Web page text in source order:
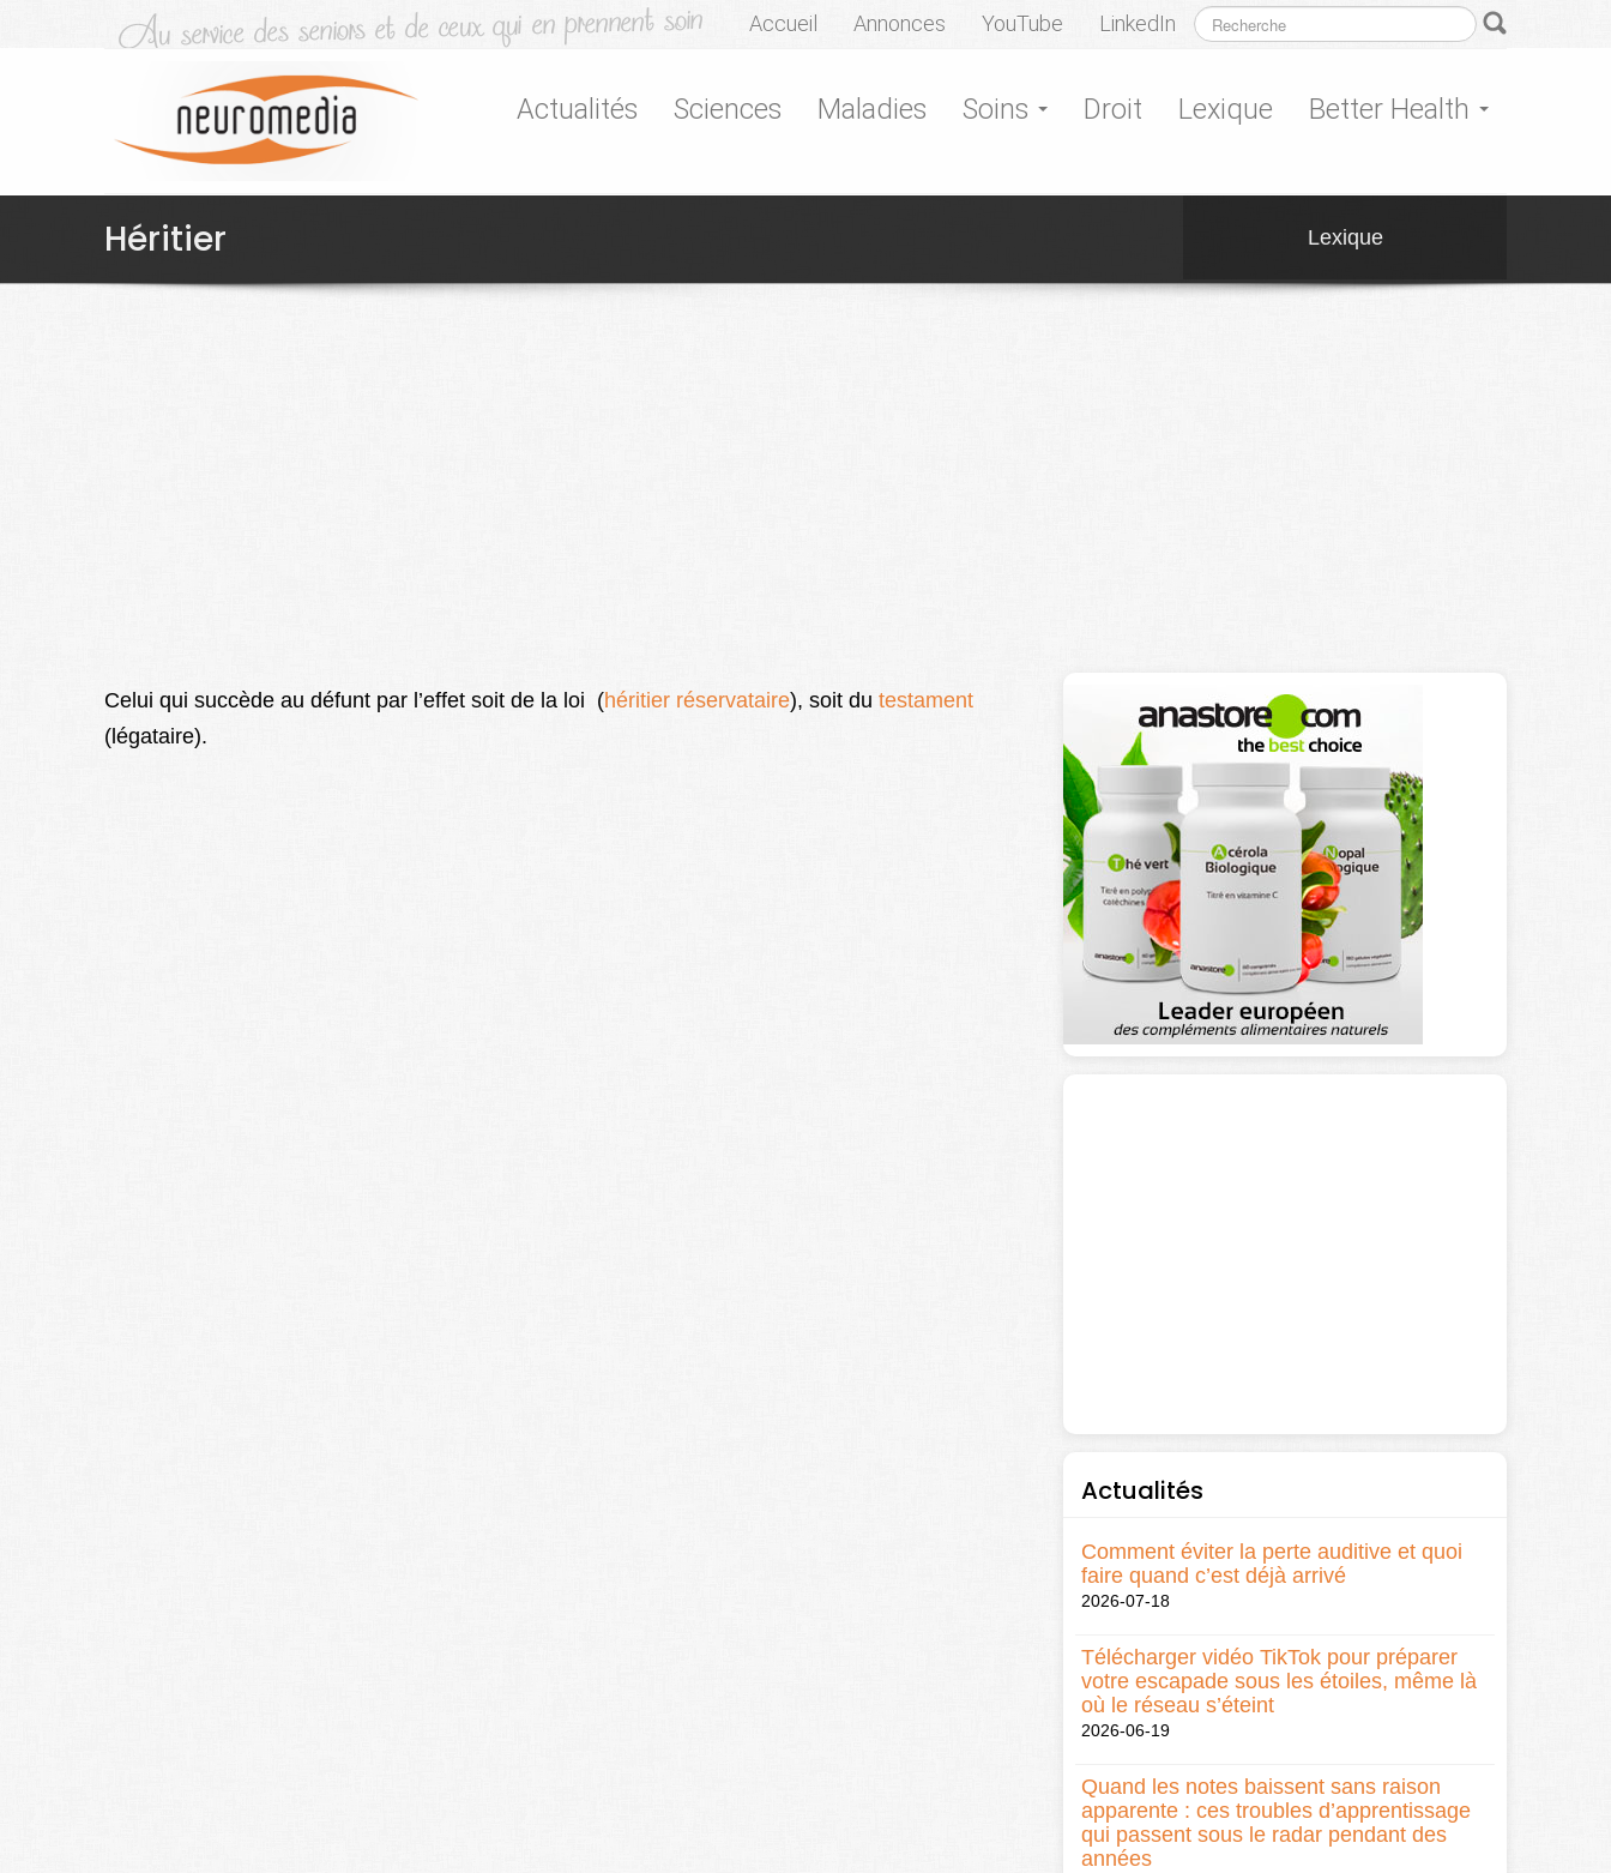
Accueil Annonces YouTube LinkedIn
Actualités Sciences Maladies Soins Droit Lexique Better Health
Héritier Lexique
Celui qui succède au défunt par l’effet soit de la loi (héritier réservataire), soit du testament
(légataire).
Actualités
Comment éviter la perte auditive et quoi
faire quand c’est déjà arrivé
2026-07-18
Télécharger vidéo TikTok pour préparer
votre escapade sous les étoiles, même là
où le réseau s’éteint
2026-06-19
Quand les notes baissent sans raison
apparente : ces troubles d’apprentissage
qui passent sous le radar pendant des
années